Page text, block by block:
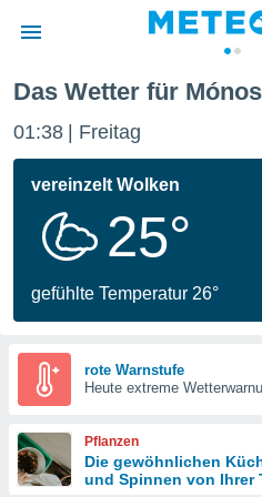
wurde
dass
sind.
diese
Das Wetter für
01:38 Freitag
vereinzelt Wolken
25°
gefühlte Temperatur 26°
rote Warnstufe
Heute extreme
Pflanzen
Die gewöhnlichen
und Spinnen von Ihrer